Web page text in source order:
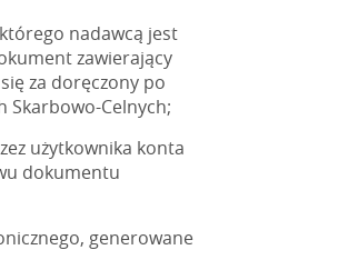
nadawcą jest
zawierający
za doręczony po
Skarbowo-Celnych;
użytkownika konta
dokumentu
generowane